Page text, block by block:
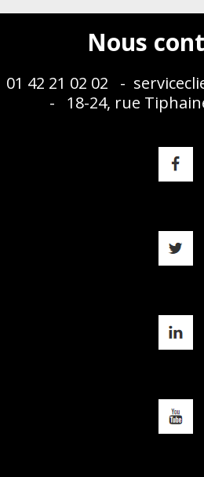
Nous
01 42 21 02 02 -
- 18-24, rue